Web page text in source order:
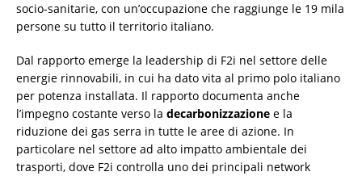
socio-sanitarie, con un’occupazione che raggiunge le 19 mila
persone su tutto il territorio italiano.
Dal rapporto emerge la leadership di F2i nel settore delle
energie rinnovabili, in cui ha dato vita al primo polo italiano
per potenza installata. Il rapporto documenta anche
l’impegno costante verso la decarbonizzazione e la
riduzione dei gas serra in tutte le aree di azione. In
particolare nel settore ad alto impatto ambientale dei
trasporti, dove F2i controlla uno dei principali network